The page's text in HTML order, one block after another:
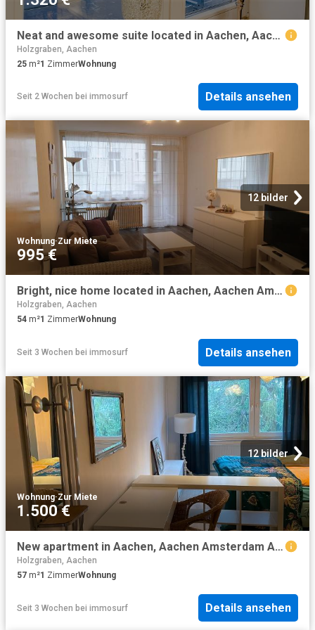
Neat and awesome suite located in Aachen, Aachen Amsterdam Apartments for Rent
Holzgraben, Aachen
25 m²1 ZimmerWohnung
Seit 2 Wochen bei immosurf Details ansehen
12 bilder
Wohnung·Zur Miete
995 €
Bright, nice home located in Aachen, Aachen Amsterdam Apartments for Rent
Holzgraben, Aachen
54 m²1 ZimmerWohnung
Seit 3 Wochen bei immosurf Details ansehen
12 bilder
Wohnung·Zur Miete
1.500 €
New apartment in Aachen, Aachen Amsterdam Apartments for Rent
Holzgraben, Aachen
57 m²1 ZimmerWohnung
Seit 3 Wochen bei immosurf Details ansehen